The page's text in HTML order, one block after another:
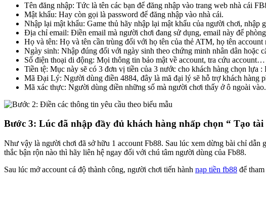
Tên đăng nhập: Tức là tên các bạn để đăng nhập vào trang web nhà cái
Mật khẩu: Hay còn gọi là password để đăng nhập vào nhà cái.
Nhập lại mật khẩu: Game thủ hãy nhập lại mật khẩu của người chơi, nhập
Địa chỉ email: Điền email mà người chơi đang sử dụng, email này để
Họ và tên: Họ và tên cần trùng đối với họ tên của thẻ ATM, họ tên account
Ngày sinh: Nhập đúng đối với ngày sinh theo chứng minh nhân dân hoặc
Số điện thoại di động: Mọi thông tin bảo mật về account, tra cứu
Tiền tệ: Mục này sẽ có 3 đơn vị tiền của 3 nước cho khách hàng chọn
Mã Đại Lý: Người dùng điền 4884, đây là mã đại lý sẽ hỗ trợ khách hàng
Mã xác thực: Người dùng điền những số mà người chơi thấy ở ô ngoài vào.
Bước 3: Lúc đã nhập đầy đủ khách hàng nhấp chọn “ Tạo tài
Như vậy là người chơi đã sở hữu 1 account Fb88. Sau lúc xem dừng bài chỉ
thắc bận rộn nào thì hãy liên hệ ngay đối với chú tâm người dùng của Fb88.
Sau lúc mở account cá độ thành công, người chơi tiến hành nạp tiền fb88 để